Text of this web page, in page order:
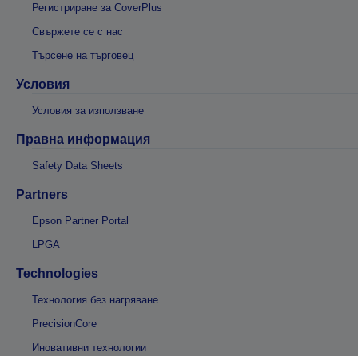
Регистриране за CoverPlus
Свържете се с нас
Търсене на търговец
Условия
Условия за използване
Правна информация
Safety Data Sheets
Partners
Epson Partner Portal
LPGA
Technologies
Технология без нагряване
PrecisionCore
Иновативни технологии